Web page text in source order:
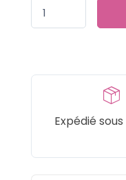
Expédié sous